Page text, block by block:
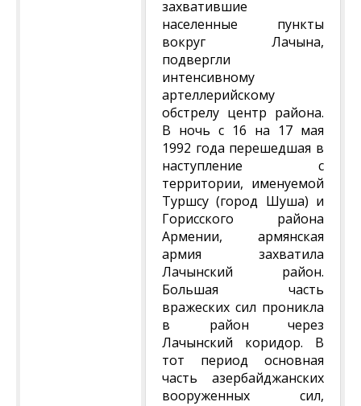
захватившие
населенные пункты
вокруг Лачына,
подвергли
интенсивному
артеллерийскому
обстрелу центр района.
В ночь с 16 на 17 мая
1992 года перешедшая в
наступление с
территории, именуемой
Туршсу (город Шуша) и
Горисского района
Армении, армянская
армия захватила
Лачынский район.
Большая часть
вражеских сил проникла
в район через
Лачынский коридор. В
тот период основная
часть азербайджанских
вооруженных сил,